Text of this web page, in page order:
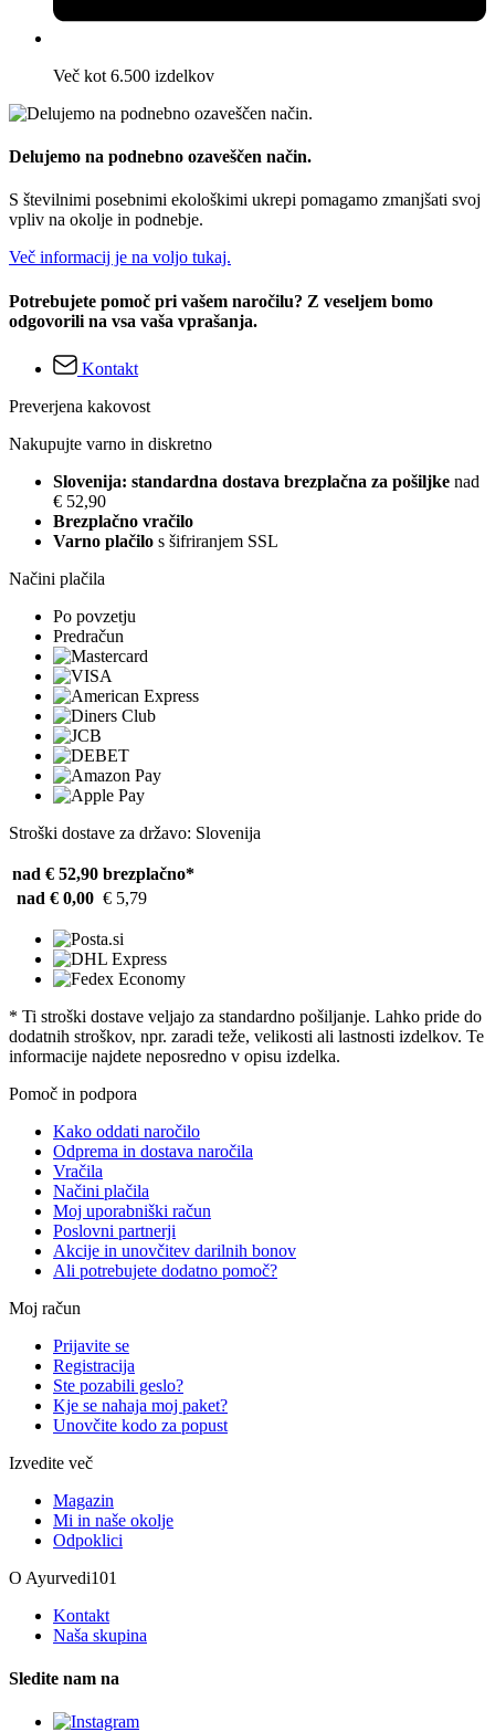
Več kot 6.500 izdelkov
Delujemo na podnebno ozaveščen način.
S številnimi posebnimi ekološkimi ukrepi pomagamo zmanjšati svoj
vpliv na okolje in podnebje.
Več informacij je na voljo tukaj.
Potrebujete pomoč pri vašem naročilu? Z veseljem bomo
odgovorili na vsa vaša vprašanja.
Kontakt
Preverjena kakovost
Nakupujte varno in diskretno
Slovenija: standardna dostava brezplačna za pošiljke nad
€ 52,90
Brezplačno vračilo
Varno plačilo s šifriranjem SSL
Načini plačila
Po povzetju
Predračun
Stroški dostave za državo: Slovenija
nad € 52,90 brezplačno*
nad € 0,00 € 5,79
* Ti stroški dostave veljajo za standardno pošiljanje. Lahko pride do
dodatnih stroškov, npr. zaradi teže, velikosti ali lastnosti izdelkov. Te
informacije najdete neposredno v opisu izdelka.
Pomoč in podpora
Kako oddati naročilo
Odprema in dostava naročila
Vračila
Načini plačila
Moj uporabniški račun
Poslovni partnerji
Akcije in unovčitev darilnih bonov
Ali potrebujete dodatno pomoč?
Moj račun
Prijavite se
Registracija
Ste pozabili geslo?
Kje se nahaja moj paket?
Unovčite kodo za popust
Izvedite več
Magazin
Mi in naše okolje
Odpoklici
O Ayurvedi101
Kontakt
Naša skupina
Sledite nam na